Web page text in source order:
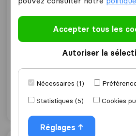
8,6
A.D.C. Moving and Storage
Demander un devis
Accepter tous les
Autoriser la
Nécessaires (1)
Statistiques (5)
Cookies
Réglages